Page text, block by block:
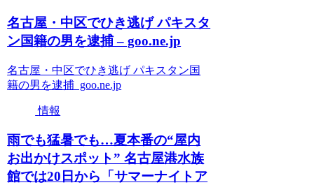
名古屋・中区でひき逃げ パキスタ
ン国籍の男を逮捕 – goo.ne.jp
名古屋・中区でひき逃げ パキスタン国
籍の男を逮捕 goo.ne.jp
情報
雨でも猛暑でも…夏本番の“屋内
お出かけスポット” 名古屋港水族
館では20日から「サマーナイトア